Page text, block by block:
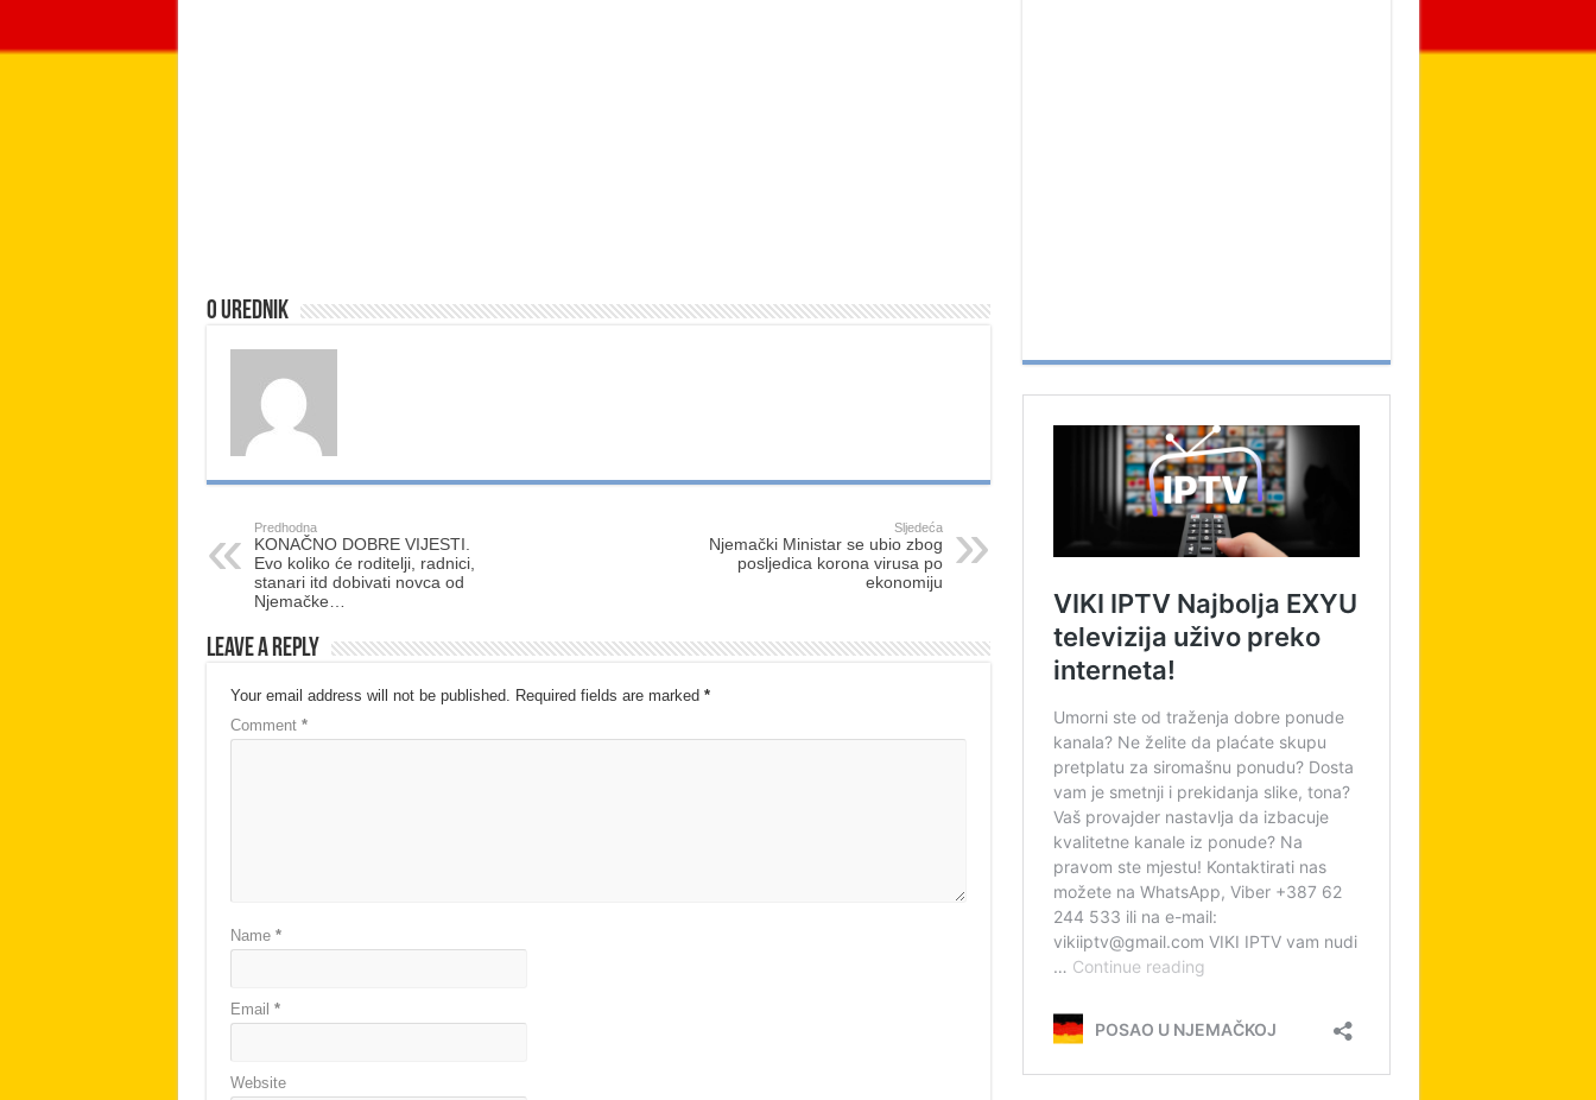
O urednik
Predhodna
KONAČNO DOBRE VIJESTI.
Evo koliko će roditelji, radnici,
stanari itd dobivati novca od
Njemačke…
Sljedeća
Njemački Ministar se ubio zbog
posljedica korona virusa po
ekonomiju
Leave a Reply
Your email address will not be published. Required fields are marked *
Comment *
Name *
Email *
Website